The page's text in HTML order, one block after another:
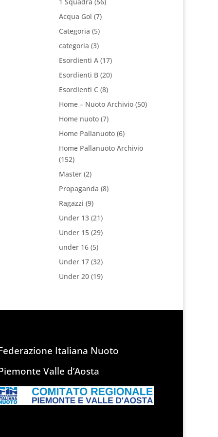
Acqua Gol (7)
Categoria (5)
categoria (3)
Esordienti A(17)
Esordienti B(20)
Esordienti C (8)
Home – Nuoto Archivio(50)
Home nuoto(7)
Home Pallanuoto(6)
Home Pallanuoto Archivio
(152)
Master(2)
Propaganda (8)
Ragazzi (9)
Under 13(21)
Under 15(29)
under 16(5)
Under 17(32)
Under 20(19)
Italiana Nuoto
Valle d’Aosta